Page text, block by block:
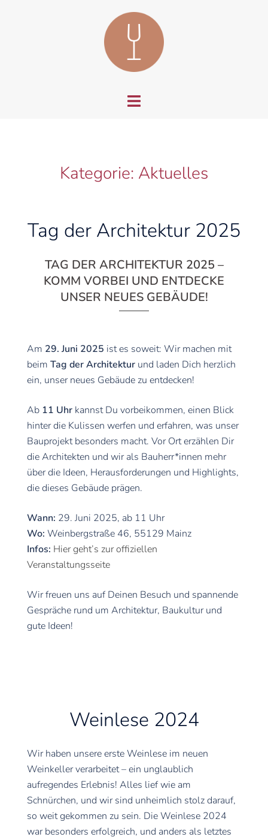
Menü
Kategorie: Aktuelles
Tag der Architektur 2025
TAG DER ARCHITEKTUR 2025 –
KOMM VORBEI UND ENTDECKE
UNSER NEUES GEBÄUDE!
Am 29. Juni 2025 ist es soweit: Wir machen mit
beim Tag der Architektur und laden Dich herzlich
ein, unser neues Gebäude zu entdecken!
Ab 11 Uhr kannst Du vorbeikommen, einen Blick
hinter die Kulissen werfen und erfahren, was unser
Bauprojekt besonders macht. Vor Ort erzählen Dir
die Architekten und wir als Bauherr*innen mehr
über die Ideen, Herausforderungen und Highlights,
die dieses Gebäude prägen.
Wann: 29. Juni 2025, ab 11 Uhr
Wo: Weinbergstraße 46, 55129 Mainz
Infos: Hier geht’s zur offiziellen
Veranstaltungsseite
Wir freuen uns auf Deinen Besuch und spannende
Gespräche rund um Architektur, Baukultur und
gute Ideen!
Weinlese 2024
Wir haben unsere erste Weinlese im neuen
Weinkeller verarbeitet – ein unglaublich
aufregendes Erlebnis! Alles lief wie am
Schnürchen, und wir sind unheimlich stolz darauf,
so weit gekommen zu sein. Die Weinlese 2024
war besonders erfolgreich, und anders als letztes